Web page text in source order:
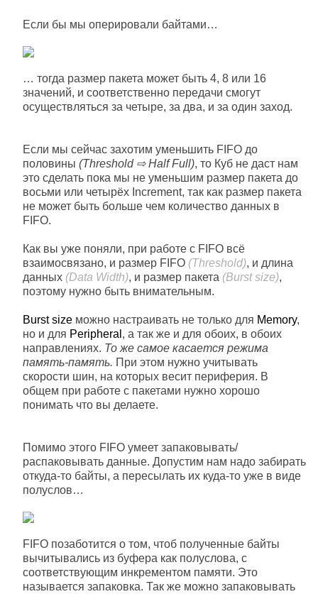
Если бы мы оперировали байтами…
… тогда размер пакета может быть 4, 8 или 16
значений, и соответственно передачи смогут
осуществляться за четыре, за два, и за один заход.
Если мы сейчас захотим уменьшить FIFO до
половины (Threshold ⇨ Half Full), то Куб не даст нам
это сделать пока мы не уменьшим размер пакета до
восьми или четырёх Increment, так как размер пакета
не может быть больше чем количество данных в
FIFO.
Как вы уже поняли, при работе с FIFO всё
взаимосвязано, и размер FIFO (Threshold), и длина
данных (Data Width), и размер пакета (Burst size),
поэтому нужно быть внимательным.
Burst size можно настраивать не только для Memory,
но и для Peripheral , а так же и для обоих, в обоих
направлениях. То же самое касается режима
память-память. При этом нужно учитывать
скорости шин, на которых весит периферия. В
общем при работе с пакетами нужно хорошо
понимать что вы делаете.
Помимо этого FIFO умеет запаковывать/
распаковывать данные. Допустим нам надо забирать
откуда-то байты, а пересылать их куда-то уже в виде
полуслов…
FIFO позаботится о том, чтоб полученные байты
вычитывались из буфера как полуслова, с
соответствующим инкрементом памяти. Это
называется запаковка. Так же можно запаковывать